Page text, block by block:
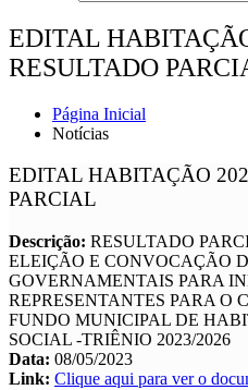
EDITAL
RESULTADO
Página Inicial
Notícias
EDITAL HABITAÇÃO
PARCIAL
Descrição: RESULTADO
ELEIÇÃO E CONVOCAÇÃO
GOVERNAMENTAIS PARA
REPRESENTANTES PARA O
FUNDO MUNICIPAL DE
SOCIAL -TRIÊNIO 2023/2026
Data: 08/05/2023
Link: Clique aqui para ver o